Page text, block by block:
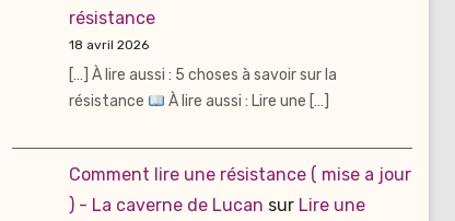
résistance
18 avril 2026
[…] À lire aussi : 5 choses à savoir sur la
résistance
À lire aussi : Lire une […]
Comment lire une résistance ( mise a jour
) - La caverne de Lucan sur Lire une